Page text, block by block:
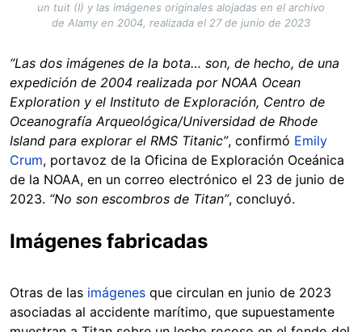
un tuit (I) y las imágenes originales alojadas en el archivo
de Alamy en 2004, realizada el 27 de junio de 2023
“Las dos imágenes de la bota… son, de hecho, de una
expedición de 2004 realizada por NOAA Ocean
Exploration y el Instituto de Exploración, Centro de
Oceanografía Arqueológica/Universidad de Rhode
Island para explorar el RMS Titanic”, confirmó Emily
Crum, portavoz de la Oficina de Exploración Oceánica
de la NOAA, en un correo electrónico el 23 de junio de
2023. “No son escombros de Titan”, concluyó.
Imágenes fabricadas
Otras de las imágenes que circulan en junio de 2023
asociadas al accidente marítimo, que supuestamente